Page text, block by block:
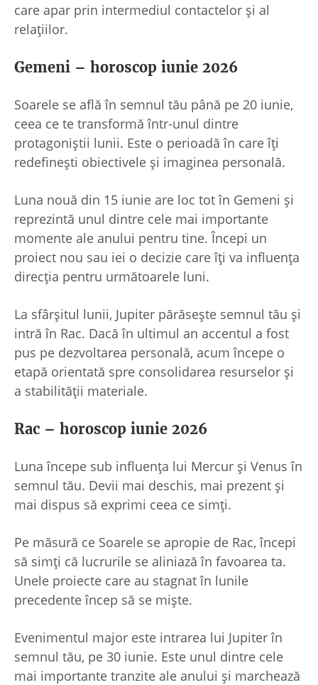
care apar prin intermediul contactelor și al
relațiilor.
Gemeni – horoscop iunie 2026
Soarele se află în semnul tău până pe 20 iunie,
ceea ce te transformă într-unul dintre
protagoniștii lunii. Este o perioadă în care îți
redefinești obiectivele și imaginea personală.
Luna nouă din 15 iunie are loc tot în Gemeni și
reprezintă unul dintre cele mai importante
momente ale anului pentru tine. Începi un
proiect nou sau iei o decizie care îți va influența
direcția pentru următoarele luni.
La sfârșitul lunii, Jupiter părăsește semnul tău și
intră în Rac. Dacă în ultimul an accentul a fost
pus pe dezvoltarea personală, acum începe o
etapă orientată spre consolidarea resurselor și
a stabilității materiale.
Rac – horoscop iunie 2026
Luna începe sub influența lui Mercur și Venus în
semnul tău. Devii mai deschis, mai prezent și
mai dispus să exprimi ceea ce simți.
Pe măsură ce Soarele se apropie de Rac, începi
să simți că lucrurile se aliniază în favoarea ta.
Unele proiecte care au stagnat în lunile
precedente încep să se miște.
Evenimentul major este intrarea lui Jupiter în
semnul tău, pe 30 iunie. Este unul dintre cele
mai importante tranzite ale anului și marchează